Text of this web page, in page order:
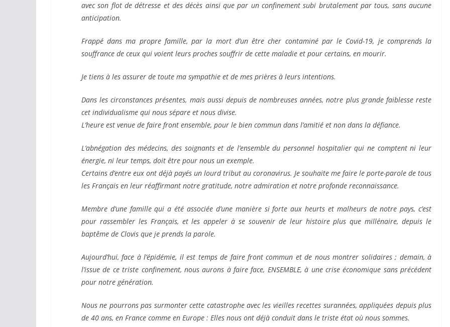
avec son flot de détresse et des décès ainsi que par un confinement subi brutalement par tous, sans aucune
anticipation.
Frappé dans ma propre famille, par la mort d’un être cher contaminé par le Covid-19, je comprends la
souffrance de ceux qui voient leurs proches souffrir de cette maladie et pour certains, en mourir.
Je tiens à les assurer de toute ma sympathie et de mes prières à leurs intentions.
Dans les circonstances présentes, mais aussi depuis de nombreuses années, notre plus grande faiblesse reste
cet individualisme qui nous sépare et nous divise.
L’heure est venue de faire front ensemble, pour le bien commun dans l’amitié et non dans la défiance.
L’abnégation des médecins, des soignants et de l’ensemble du personnel hospitalier qui ne comptent ni leur
énergie, ni leur temps, doit être pour nous un exemple.
Certains d’entre eux ont déjà payés un lourd tribut au coronavirus. Je souhaite me faire le porte-parole de tous
les Français en leur réaffirmant notre gratitude, notre admiration et notre profonde reconnaissance.
Membre d’une famille qui a été associée d’une manière si forte aux heurts et malheurs de notre pays, c’est
pour rassembler les Français, etles appeler à se souvenir de leur histoire plus que millénaire, depuis le
baptême de Clovis que je prends la parole.
Aujourd’hui, face à l’épidémie, il est temps de faire front commun et de nous montrer solidaires ; demain, à
l’issue de ce triste confinement, nousaurons à faire face, ENSEMBLE, à une crise économique sans précédent
pour notre génération.
Nous ne pourrons pas surmonter cette catastrophe avec les vieilles recettes surannées, appliquées depuis plus
de 40 ans, en France comme en Europe : Elles nous ont déjà conduit dans le triste état où nous sommes.